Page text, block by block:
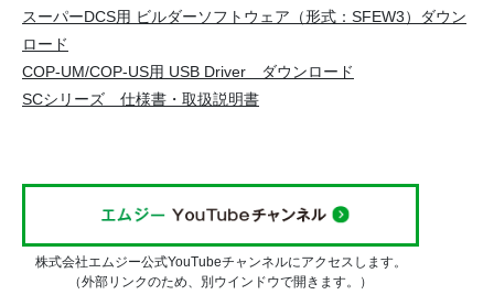
スーパーDCS用 ビルダーソフトウェア（形式：SFEW3）ダウン
ロード
COP-UM/COP-US用 USB Driver ダウンロード
SCシリーズ 仕様書・取扱説明書
株式会社エムジー公式YouTubeチャンネルにアクセスします。
（外部リンクのため、別ウインドウで開きます。）